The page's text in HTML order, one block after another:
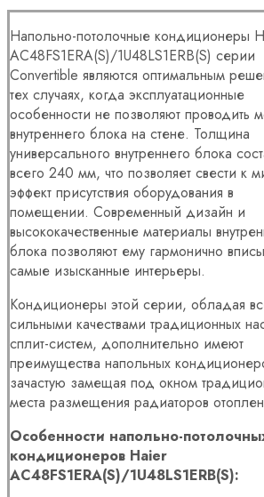
Напольно-потолочные кондиционеры
AC48FS1ERA(S)/1U48LS1ERB(S) серии
Convertible являются оптимальным
тех случаях, когда эксплуатационные
особенности не позволяют проводить
внутреннего блока на стене. Толщина
универсального внутреннего блока
всего 240 мм, что позволяет свести к
эффект присутствия оборудования в
помещении. Современный дизайн и
высококачественные материалы
блока позволяют ему гармонично
самые изысканные интерьеры.
Кондиционеры этой серии, обладая
сильными качествами традиционных
сплит-систем, дополнительно имеют
преимущества напольных
зачастую замещая под окном
места размещения радиаторов
Особенности напольно-
кондиционеров Haier
AC48FS1ERA(S)/1U48LS1ERB(S):